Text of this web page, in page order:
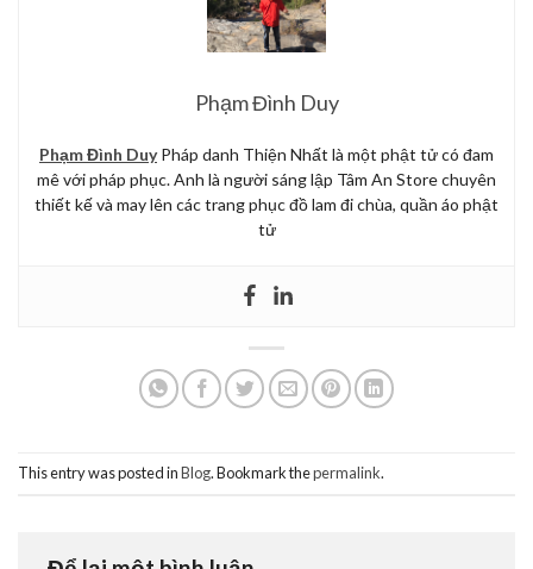
Phạm Đình Duy
Phạm Đình Duy Pháp danh Thiện Nhất là một phật tử có đam
mê với pháp phục. Anh là người sáng lập Tâm An Store chuyên
thiết kế và may lên các trang phục đồ lam đi chùa, quần áo phật
tử
This entry was posted inBlog. Bookmark thepermalink.